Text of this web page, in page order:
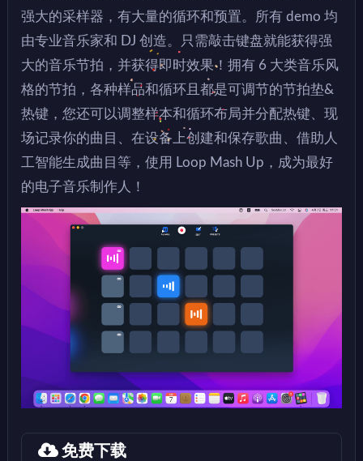
强大的采样器，有大量的循环和预置。所有 demo 均
由专业音乐家和 DJ 创造。只需敲击键盘就能获得强
大的音乐节拍，并获得即时效果！拥有 6 大类音乐风
格的节拍，各种样品和循环且都是可调节的节拍垫&
热键，您还可以调整样本和循环布局并分配热键、现
场记录你的曲目、在设备上创建和保存歌曲、借助人
工智能生成曲目等，使用 Loop Mash Up，成为最好
的电子音乐制作人！
免费下载